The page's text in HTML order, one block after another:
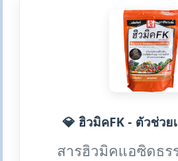
💎 ฮิวมิคFK - ตัวช่วย
สารฮิวมิคแอซิดธร